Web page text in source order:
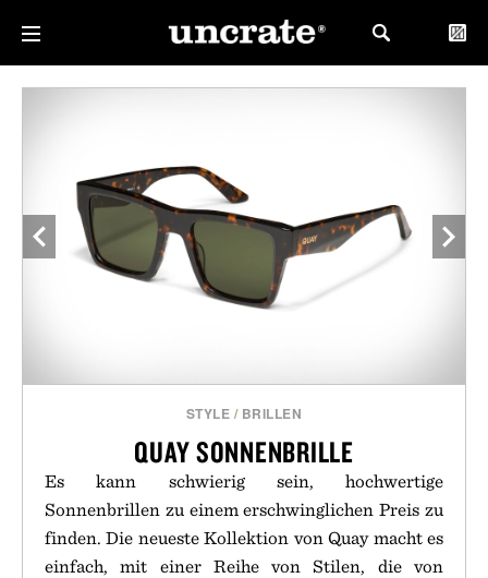
STYLE / BRILLEN
QUAY SONNENBRILLE
Es kann schwierig sein, hochwertige
Sonnenbrillen zu einem erschwinglichen Preis zu
finden. Die neueste Kollektion von Quay macht es
einfach, mit einer Reihe von Stilen, die von